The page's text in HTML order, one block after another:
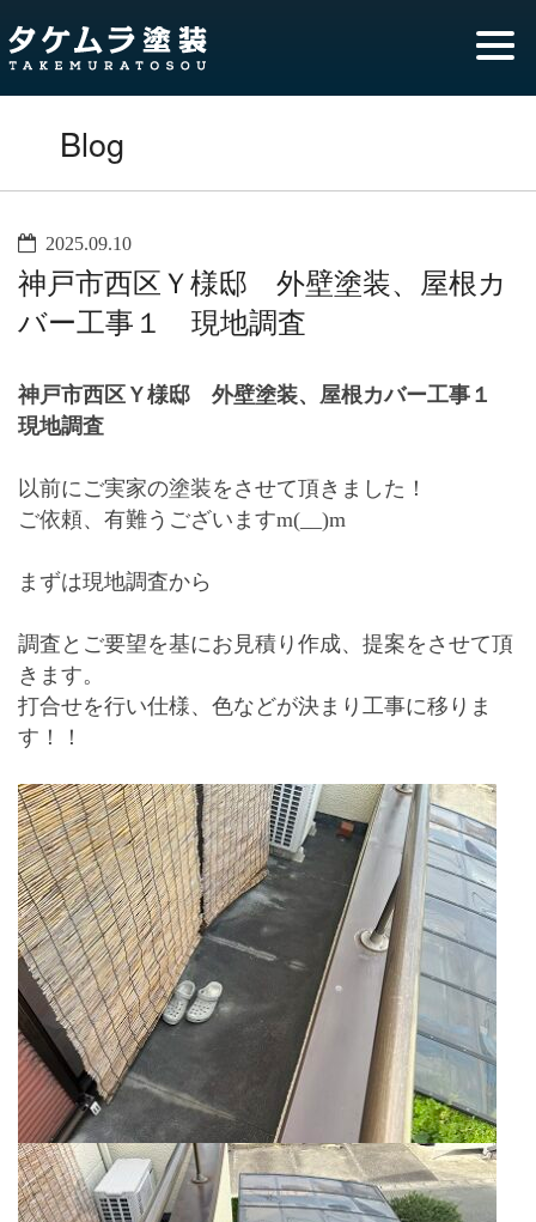
Blog
2025.09.10
神戸市西区Ｙ様邸 外壁塗装、屋根カ
バー工事１ 現地調査
神戸市西区Ｙ様邸 外壁塗装、屋根カバー工事１
現地調査
以前にご実家の塗装をさせて頂きました！
ご依頼、有難うございますm(__)m
まずは現地調査から
調査とご要望を基にお見積り作成、提案をさせて頂
きます。
打合せを行い仕様、色などが決まり工事に移りま
す！！